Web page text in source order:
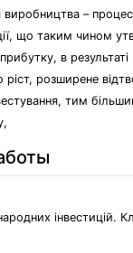
виробництва –
що таким чином
в
розширене
тим
інвестицій.